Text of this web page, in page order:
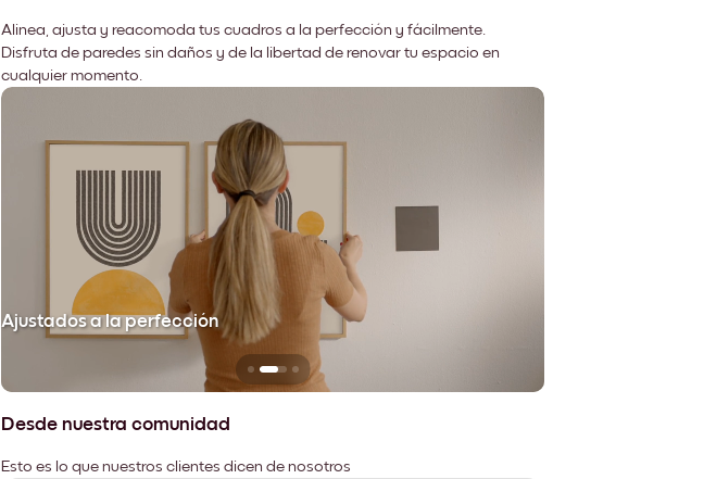
Alinea, ajusta y reacomoda tus cuadros a la perfección y fácilmente.
Disfruta de paredes sin daños y de la libertad de renovar tu espacio en
cualquier momento.
Ajustados a la perfección
Desde nuestra comunidad
Esto es lo que nuestros clientes dicen de nosotros